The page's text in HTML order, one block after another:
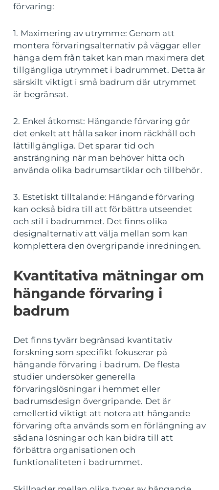
förvaring:
1. Maximering av utrymme: Genom att
montera förvaringsalternativ på väggar eller
hänga dem från taket kan man maximera det
tillgängliga utrymmet i badrummet. Detta är
särskilt viktigt i små badrum där utrymmet
är begränsat.
2. Enkel åtkomst: Hängande förvaring gör
det enkelt att hålla saker inom räckhåll och
lättillgängliga. Det sparar tid och
ansträngning när man behöver hitta och
använda olika badrumsartiklar och tillbehör.
3. Estetiskt tilltalande: Hängande förvaring
kan också bidra till att förbättra utseendet
och stil i badrummet. Det finns olika
designalternativ att välja mellan som kan
komplettera den övergripande inredningen.
Kvantitativa mätningar om
hängande förvaring i
badrum
Det finns tyvärr begränsad kvantitativ
forskning som specifikt fokuserar på
hängande förvaring i badrum. De flesta
studier undersöker generella
förvaringslösningar i hemmet eller
badrumsdesign övergripande. Det är
emellertid viktigt att notera att hängande
förvaring ofta används som en förlängning av
sådana lösningar och kan bidra till att
förbättra organisationen och
funktionaliteten i badrummet.